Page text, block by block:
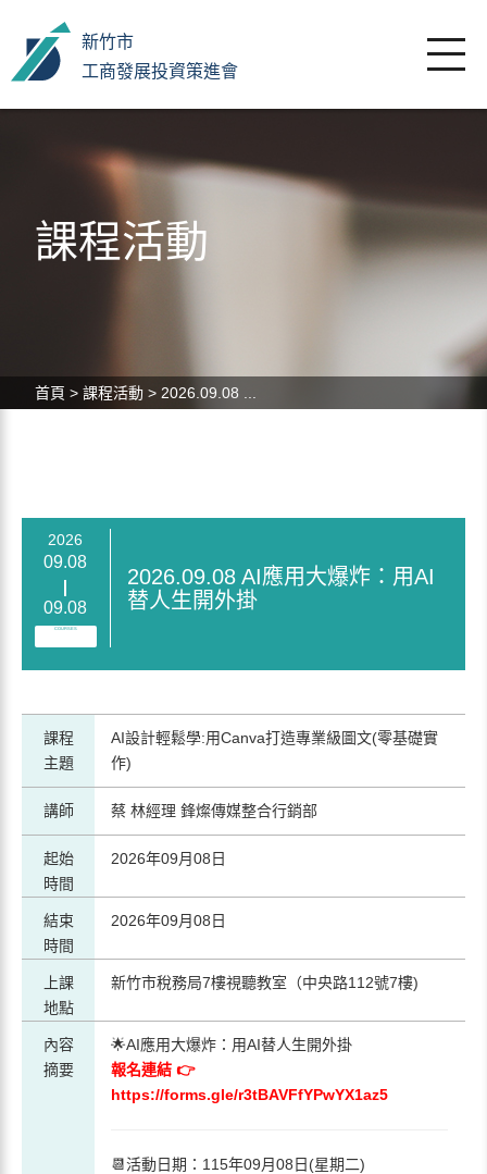
新竹市
工商發展投資策進會
課程活動
首頁 > 課程活動 > 2026.09.08 ...
2026
09.08
09.08
COURSES
2026.09.08 AI應用大爆炸：用AI
替人生開外掛
課程
主題
AI設計輕鬆學:用Canva打造專業級圖文(零基礎實
作)
講師 蔡 林經理 鋒燦傳媒整合行銷部
起始
時間
2026年09月08日
結束
時間
2026年09月08日
上課
地點
新竹市稅務局7樓視聽教室（中央路112號7樓)
內容
摘要
🌟AI應用大爆炸：用AI替人生開外掛
報名連結 👉
https://forms.gle/r3tBAVFfYPwYX1az5
📆活動日期：115年09月08日(星期二)